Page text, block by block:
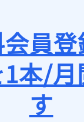
員
本/
す